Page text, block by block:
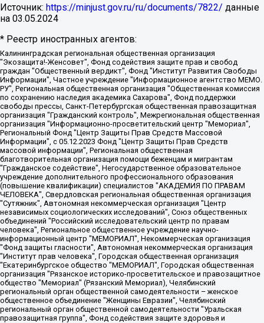
Источник: https://minjust.gov.ru/ru/documents/7822/ данные
на 03.05.2024
* Реестр иностранных агентов:
Калининградская региональная общественная организация "Экозащита!-Женсовет", Фонд содействия защите прав и свобод граждан "Общественный вердикт", Фонд "Институт Развития Свободы Информации", Частное учреждение "Информационное агентство МЕМО. РУ", Региональная общественная организация "Общественная комиссия по сохранению наследия академика Сахарова", Фонд поддержки свободы прессы, Санкт-Петербургская общественная правозащитная организация "Гражданский контроль", Межрегиональная общественная организация "Информационно-просветительский центр "Мемориал", Региональный Фонд "Центр Защиты Прав Средств Массовой Информации", с 05.12.2023 Фонд "Центр Защиты Прав Средств массовой информации", Региональная общественная благотворительная организация помощи беженцам и мигрантам "Гражданское содействие", Негосударственное образовательное учреждение дополнительного профессионального образования (повышение квалификации) специалистов "АКАДЕМИЯ ПО ПРАВАМ ЧЕЛОВЕКА", Свердловская региональная общественная организация "Сутяжник", Автономная некоммерческая организация "Центр независимых социологических исследований", Союз общественных объединений "Российский исследовательский центр по правам человека", Региональное общественное учреждение научно-информационный центр "МЕМОРИАЛ", Некоммерческая организация "Фонд защиты гласности", Автономная некоммерческая организация "Институт прав человека", Городская общественная организация "Екатеринбургское общество "МЕМОРИАЛ", Городская общественная организация "Рязанское историко-просветительское и правозащитное общество "Мемориал" (Рязанский Мемориал), Челябинский региональный орган общественной самодеятельности – женское общественное объединение "Женщины Евразии", Челябинский региональный орган общественной самодеятельности "Уральская правозащитная группа", Фонд содействия защите здоровья и социальной справедливости имени Андрея Рылькова, Автономная Некоммерческая Организация "Аналитический Центр Юрия Левады", Автономная некоммерческая организация социальной поддержки населения "Проект Апрель", Региональная общественная организация помощи женщинам и детям, находящимся в кризисной ситуации "Информационно-методический центр "Анна", Фонд содействия развитию массовых коммуникаций и правовому просвещению "Так-так-Так", Фонд содействия устойчивому развитию "Серебряная тайга", Свердловский региональный общественный фонд социальных проектов "Новое время", "Idel.Реалии", Кавказ.Реалии, Крым.Реалии, Телеканал Настоящее Время, Татаро-башкирская служба Радио Свобода (Azatliq Radiosi), Радио Свободная Европа/Радио Свобода (PCE/PC), "Сибирь.Реалии", "Фактограф", Благотворительный фонд помощи осужденным и их семьям, Автономная некоммерческая организация "Институт глобализации и социальных движений", Фонд "В защиту прав заключенных", Частное учреждение "Центр поддержки и содействия развитию средств массовой информации", Пензенский региональный общественный благотворительный фонд "Гражданский союз", "Север.Реалии", Некоммерческая организация Фонд "Правовая инициатива", Общество с ограниченной ответственностью "Радио Свободная Европа/Радио Свобода", Чешское информационное агентство "MEDIUM-ORIENT", Красноярская региональная общественная организация "Мы против СПИДа", Камалягин Денис Николаевич, Маркелов Сергей Евгеньевич, Пономарев Лев Александрович, Савицкая Людмила Алексеевна, Автономная некоммерческая организация "Центр по работе с проблемой насилия "НАСИЛИЮ.НЕТ", Межрегиональный профессиональный союз работников здравоохранения "Альянс врачей", Юридическое лицо, зарегистрированное в Латвийской Республике, SIA "Medusa Project" (регистрационный номер 40103797863, дата регистрации 10.06.2014), Некоммерческая организация "Фонд по борьбе с коррупцией", Автономная некоммерческая организация "Институт права и публичной политики", Баданин Роман Сергеевич, Гликин Максим Александрович, Железнова Мария Михайловна, Лукьянова Юлия Сергеевна, Маетная Елизавета Витальевна, Маняхин Петр Борисович, Чуракова Ольга Владимировна, Ярош Юлия Петровна, Юридическое лицо "The Insider SIA", зарегистрированное в Риге, Латвийская Республика (дата регистрации 26.06.2015), являющееся администратором доменного имени интернет-издания "The Insider SIA", https://theins.ru, Постернак Алексей Евгеньевич, Рубин Михаил Аркадьевич, Анин Роман Александрович, Юридическое лицо Istories fonds, зарегистрированное в Латвийской Республике (регистрационный номер 50008295751, дата регистрации 24.02.2020), Великовский Дмитрий Александрович, Долинина Ирина Николаевна, Мароховская Алеся Алексеевна, Шлейнов Роман Юрьевич, Шмагун Олеся Валентиновна, Общество с ограниченной ответственностью "Альтаир 2021", Общество с ограниченной ответственностью "Вега 2021", Общество с ограниченной ответственностью "Главный редактор 2021", Общество с ограниченной ответственностью "Ромашки монолит", Важенков Артем Валерьевич, Ивановская областная общественная организация "Центр гендерных исследований", Гурман Юрий Альбертович, Медиапроект "ОВД-Инфо", Егоров Владимир Владимирович, Жилинский Владимир Александрович, Общество с ограниченной ответственностью "ЗП", Иванова София Юрьевна, Карезина Инна Павловна, Кильтау Екатерина Викторовна, Петров Алексей Викторович, Пискунов Сергей Евгеньевич, Смирнов Сергей Сергеевич, Тихонов Михаил Сергеевич, Общество с ограниченной ответственностью "ЖУРНАЛИСТ-ИНОСТРАННЫЙ АГЕНТ", Арапова Галина Юрьевна, Вольтская Татьяна Анатольевна, Американская компания "Mason G.E.S. Anonymous Foundation" (США), являющаяся владельцем интернет-издания https://mnews.world/, Компания "Stichting Bellingcat", зарегистрированная в Нидерландах (дата регистрации 11.07.2018), Захаров Андрей Вячеславович, Клепиковская Екатерина Дмитриевна, Общество с ограниченной ответственностью "МЕМО", Перл Роман Александрович, Симонов Евгений Алексеевич, Соловьева Елена Анатольевна, Сотников Даниил Владимирович, Сурначева Елизавета Дмитриевна, Автономная некоммерческая организация по защите прав человека и информированию населения "Якутия – Наше Мнение", Общество с ограниченной ответственностью "Москоу диджитал медиа", с 26.01.2023 Общество с ограниченной ответственностью "Чайка Белые сады", Ветошкина Валерия Валерьевна, Заговора Максим Александрович, Межрегиональное общественное движение "Российская ЛГБТ - сеть", Оленичев Максим Владимирович, Павлов Иван Юрьевич, Скворцова Елена Сергеевна, Общество с ограниченной ответственностью "Как бы инагент", Кочетков Игорь Викторович, Общество с ограниченной ответственностью "Честные выборы", Еланчик Олег Александрович, Общество с ограниченной ответственностью "Нобелевский призыв", Гималова Регина Эмилевна, Григорьев Андрей Валерьевич, Григорьева Алина Александровна, Ассоциация по содействию защите прав призывников, альтернативнослужащих и военнослужащих "Правозащитная группа "Гражданин.Армия.Право", Хисамова Регина Фаритовна, Автономная некоммерческая организация по реализации социально-правовых программ "Лилит", Дальневосточное общественное движение "Маяк", Санкт-Петербургская ЛГБТ-инициативная группа "Выход", Инициативная группа ЛГБТ+ "Реверс", Алексеев Андрей Викторович, Бекбулатова Таисия Львовна, Беляев Иван Михайлович, Владыкина Елена Сергеевна, Гельман Марат Александрович, Никульшина Вероника Юрьевна, Толоконникова Надежда Андреевна, Шендерович Виктор Анатольевич, Общество с ограниченной ответственностью "Данное сообщение", Общество с ограниченной ответственностью Издательский дом "Новая глава", Айнбиндер Александра Александровна, Московский комьюнити-центр для ЛГБТ+инициатив, Благотворительный фонд развития филантропии, Deutsche Welle (Германия, Kurt-Schumacher-Strasse 3, 53113 Bonn), Борзунова Мария Михайловна, Воробьев Виктор Викторович, Голубева Анна Львовна, Константинова Алла Михайловна, Малкова Ирина Владимировна, Мурадов Мурад Абдулгалимович, Осетинская Елизавета Николаевна, Понасенков Евгений Николаевич, Ганапольский Матвей Юрьевич, Киселев Евгений Алексеевич, Борухович Ирина Григорьевна, Дремин Иван Тимофеевич, Дубровский Дмитрий Викторович, Красноярская региональная общественная организация поддержки и развития альтернативных образовательных технологий и межкультурных коммуникаций "ИНТЕРРА", Маяковская Екатерина Алексеевна, Фейгин Марк Захарович, Филимонов Андрей Викторович, Дзугкоева Регина Николаевна, Доброхотов Роман Александрович, Дудь Юрий Александрович, Елкин Сергей Владимирович, Кругликов Кирилл Игоревич, Сабунаева Мария Леонидовна, Семенов Алексей Владимирович, Шаинян Карен Багратович, Шульман Екатерина Михайловна, Асафьев Артур Валерьевич, Вахштайн Виктор Семенович, Венедиктов Алексей Алексеевич, Лушникова Екатерина Евгеньевна, Волков Леонид Михайлович, Невзоров Александр Глебович, Пархоменко Сергей Борисович, Сироткин Ярослав Николаевич, Кара-Мурза Владимир Владимирович, Баранова Наталья Владимировна, Гозман Леонид Яковлевич, Кагарлицкий Борис Юльевич, Климарев Михаил Валерьевич, Милов Владимир Станиславович, Автономная некоммерческая организация Краснодарский центр современного искусства "Типография", Моргенштерн Алишер Тагирович, Соболь Любовь Эдуардовна, Общество с ограниченной ответственностью "ЛИЗА НОРМ", Каспаров Гарри Кимович, Ходорковский Михаил Борисович, Общество с ограниченной ответственностью "Апрельские тезисы", Данилович Ирина Брониславовна, Кашин Олег Владимирович, Петров Николай Владимирович, Пивоваров Алексей Владимирович, Соколов Михаил Владимирович, Цветкова Юлия Владимировна, Чичваркин Евгений Александрович, Комитет против пыток/Команда против пыток, Общество с ограниченной ответственностью "Первый научный", Общество с ограниченной ответственностью "Вертолет и ко", Белоцерковская Вероника Борисовна, Кац Максим Евгеньевич, Лазарева Татьяна Юрьевна, Шаведдинов Руслан Табризович, Яшин Илья Валерьевич, Общество с ограниченной ответственностью "Иноагент ААВ", Алешковский Дмитрий Петрович, Альбац Евгения Марковна, Быков Дмитрий Львович, Галямина Юлия Евгеньевна, Лойко Сергей Леонидович, Мартынов Кирилл Константинович, Медведев Сергей Александрович, Крашенинников Федор Геннадиевич, Гордеева Катерина Вл